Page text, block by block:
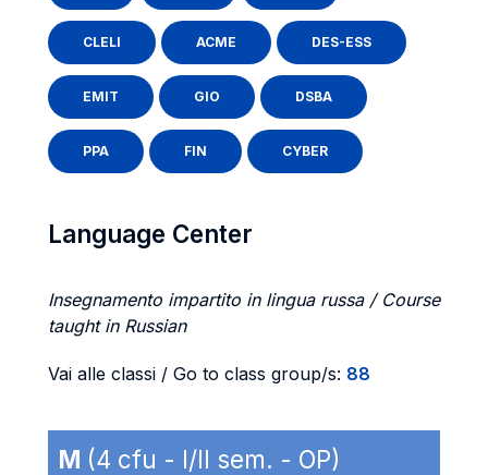
CLELI ACME DES-ESS
EMIT GIO DSBA
PPA FIN CYBER
Language Center
Insegnamento impartito in lingua russa / Course
taught in Russian
Vai alle classi / Go to class group/s: 88
M (4 cfu - I/II sem. - OP)